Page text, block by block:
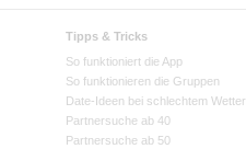
Tipps & Tricks
So funktioniert die App
So funktionieren die Gruppen
Date-Ideen bei schlechtem Wetter
Partnersuche ab 40
Partnersuche ab 50